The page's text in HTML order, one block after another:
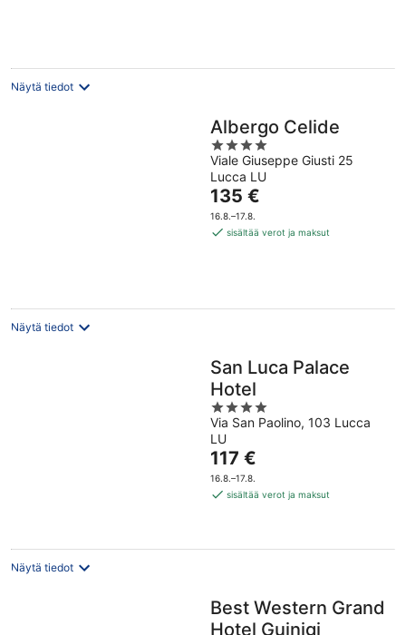
Näytä tiedot
Albergo Celide
4
out
of
5
Viale Giuseppe Giusti 25
Lucca LU
Hinta
on
135 €
135 €
16.8.–17.8.
sisältää verot ja maksut
Näytä tiedot
San Luca Palace
Hotel
4
out
of
5
Via San Paolino, 103 Lucca
LU
Hinta
on
117 €
117 €
16.8.–17.8.
sisältää verot ja maksut
Näytä tiedot
Best Western Grand
Hotel Guinigi